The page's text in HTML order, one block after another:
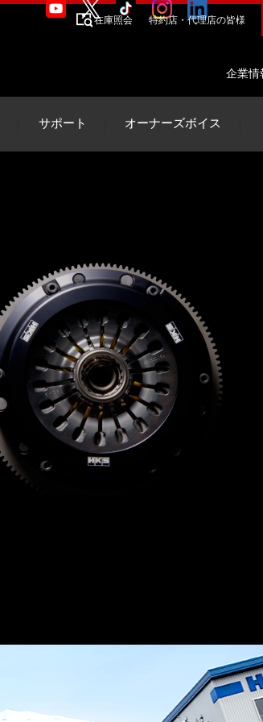
企業情
在庫照会 特約店・代理店の皆様
サポート オーナーズボイス